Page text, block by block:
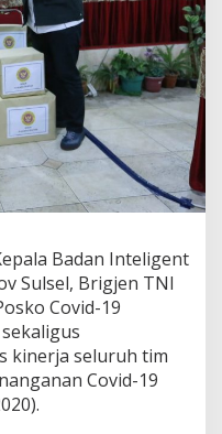
Badan Inteligent
Sulsel, Brigjen TNI
Covid-19
kinerja seluruh tim
Covid-19